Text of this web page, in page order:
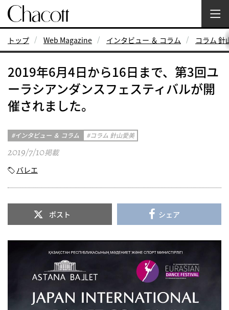
トップ Web Magazine インタビュー ＆ コラム コラム 針
2019年6月4日から16日まで、第3回ユ
ーラシアンダンスフェスティバルが開
催されました。
インタビュー ＆ コラム コラム 針山愛美
2019/7/10掲載
バレエ
ポスト シェア